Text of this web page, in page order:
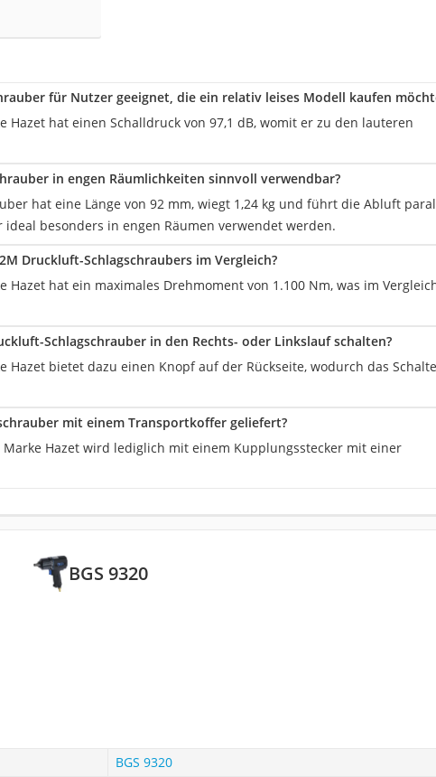
für Nutzer geeignet, die ein relativ leises Modell kaufen
Hazet hat einen Schalldruck von 97,1 dB, womit er zu den lauteren
in engen Räumlichkeiten sinnvoll verwendbar?
hat eine Länge von 92 mm, wiegt 1,24 kg und führt die Abluft
besonders in engen Räumen verwendet werden.
Druckluft-Schlagschraubers im Vergleich?
hat ein maximales Drehmoment von 1.100 Nm, was im
Schlagschrauber in den Rechts- oder Linkslauf schalten?
Hazet bietet dazu einen Knopf auf der Rückseite, wodurch das
mit einem Transportkoffer geliefert?
Hazet wird lediglich mit einem Kupplungsstecker mit einer
BGS 9320
BGS 9320